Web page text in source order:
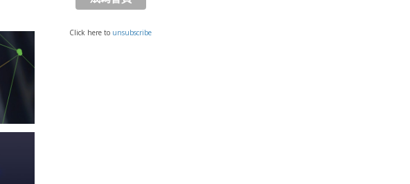
Click here to unsubscribe